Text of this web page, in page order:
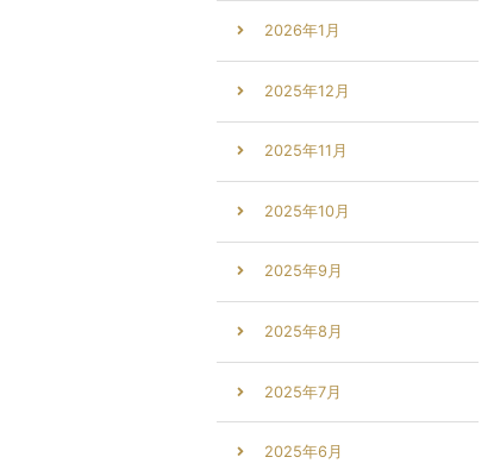
2026年1月
2025年12月
2025年11月
2025年10月
2025年9月
2025年8月
2025年7月
2025年6月